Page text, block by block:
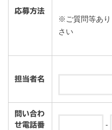
応募方法
※ご質問等あり
さい
担当者名
問い合わ
せ電話番
-